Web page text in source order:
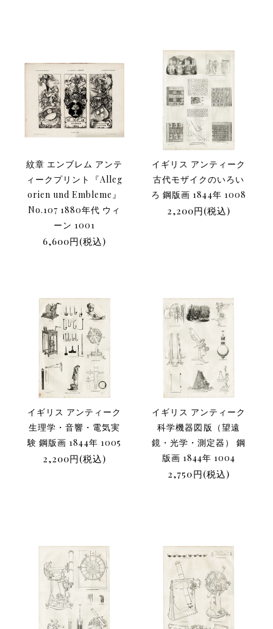
紋章 エンブレム アンテ
ィークプリント『Alleg
orien und Embleme』
No.107 1880年代 ウィ
ーン 1001
6,600円(税込)
イギリス アンティーク
古代モザイクのいろい
ろ 鋼版画 1844年 1008
2,200円(税込)
イギリス アンティーク
生理学・音響・電気実
験 鋼版画 1844年 1005
2,200円(税込)
イギリス アンティーク
科学機器図版（望遠
鏡・光学・測定器） 鋼
版画 1844年 1004
2,750円(税込)